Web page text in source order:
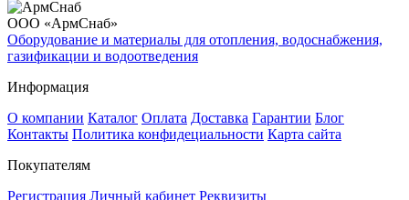
ООО «АрмСнаб»
Оборудование и материалы для отопления, водоснабжения,
газификации и водоотведения
Информация
О компании Каталог Оплата Доставка Гарантии Блог
Контакты Политика конфидециальности Карта сайта
Покупателям
Регистрация Личный кабинет Реквизиты